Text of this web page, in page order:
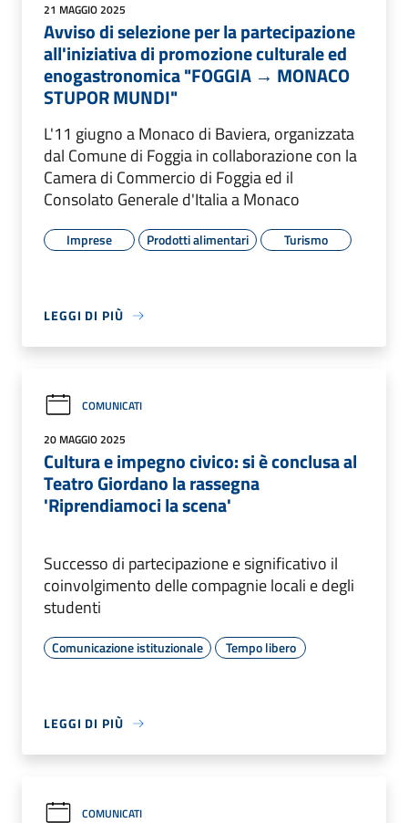
21 MAGGIO 2025
Avviso di selezione per la partecipazione
all'iniziativa di promozione culturale ed
enogastronomica "FOGGIA → MONACO
STUPOR MUNDI"
L'11 giugno a Monaco di Baviera, organizzata
dal Comune di Foggia in collaborazione con la
Camera di Commercio di Foggia ed il
Consolato Generale d'Italia a Monaco
Imprese Prodotti alimentari Turismo
LEGGI DI PIÙ
COMUNICATI
20 MAGGIO 2025
Cultura e impegno civico: si è conclusa al
Teatro Giordano la rassegna
'Riprendiamoci la scena'
Successo di partecipazione e significativo il
coinvolgimento delle compagnie locali e degli
studenti
Comunicazione istituzionale Tempo libero
LEGGI DI PIÙ
COMUNICATI